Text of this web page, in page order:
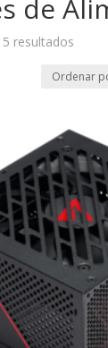
de
resultados
los